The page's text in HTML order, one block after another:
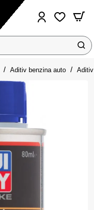
Aditiv benzina auto